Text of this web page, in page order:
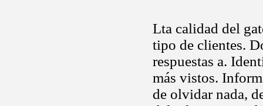
Lta calidad del
tipo de clientes.
respuestas a.
más vistos.
de olvidar nada,